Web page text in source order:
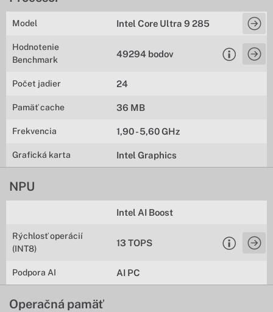
Model Intel Core Ultra 9 285
Hodnotenie
Benchmark
49294 bodov
Počet jadier 24
Pamäť cache 36 MB
Frekvencia 1,90 - 5,60 GHz
Grafická karta Intel Graphics
NPU
Intel AI Boost
Rýchlosť operácií
(INT8)
13 TOPS
Podpora AI AI PC
Operačná pamäť